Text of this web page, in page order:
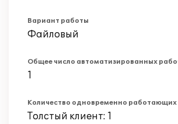
Вариант работы
Файловый
Общее число автоматизированных
1
Количество одновременно работающих
Толстый клиент: 1